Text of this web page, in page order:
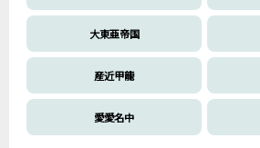
大東亜帝国
産近甲龍
愛愛名中